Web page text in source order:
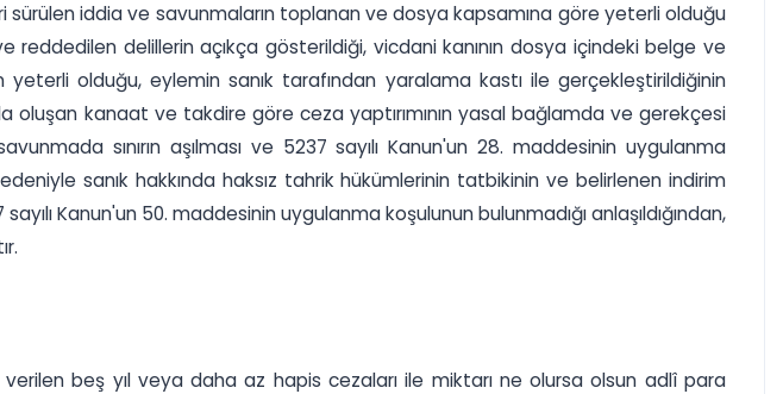
sürülen iddia ve savunmaların toplanan ve dosya kapsamına göre yeterli olduğu
reddedilen delillerin açıkça gösterildiği, vicdani kanının dosya içindeki belge ve
yeterli olduğu, eylemin sanık tarafından yaralama kastı ile gerçekleştirildiğinin
oluşan kanaat ve takdire göre ceza yaptırımının yasal bağlamda ve gerekçesi
sınırın aşılması ve 5237 sayılı Kanun'un 28. maddesinin uygulanma
sanık hakkında haksız tahrik hükümlerinin tatbikinin ve belirlenen indirim
Kanun'un 50. maddesinin uygulanma koşulunun bulunmadığı anlaşıldığından,
beş yıl veya daha az hapis cezaları ile miktarı ne olursa olsun adlî para